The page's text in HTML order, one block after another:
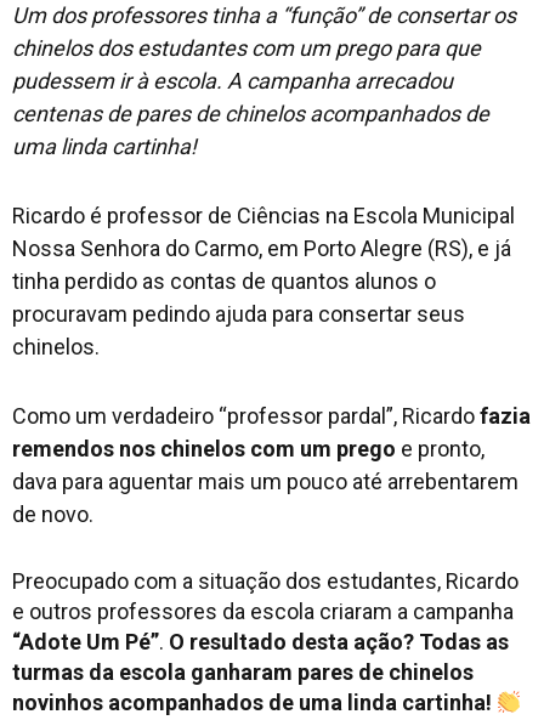
Um dos professores tinha a “função” de consertar os
chinelos dos estudantes com um prego para que
pudessem ir à escola. A campanha arrecadou
centenas de pares de chinelos acompanhados de
uma linda cartinha!
Ricardo é professor de Ciências na Escola Municipal
Nossa Senhora do Carmo, em Porto Alegre (RS), e já
tinha perdido as contas de quantos alunos o
procuravam pedindo ajuda para consertar seus
chinelos.
Como um verdadeiro “professor pardal”, Ricardofazia
remendos nos chinelos com um prego e pronto,
dava para aguentar mais um pouco até arrebentarem
de novo.
Preocupado com a situação dos estudantes, Ricardo
e outros professores da escola criaram a campanha
“Adote Um Pé”. O resultado desta ação? Todas as
turmas da escola ganharam pares de chinelos
novinhos acompanhados de uma linda cartinha!